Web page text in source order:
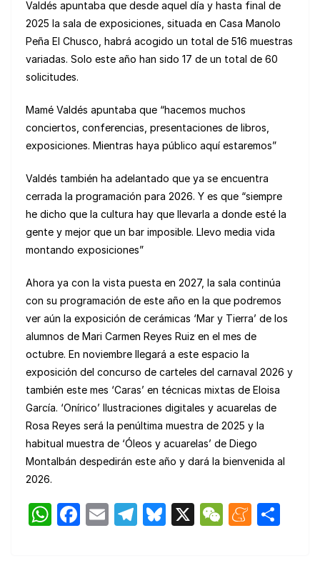
Valdés apuntaba que desde aquel día y hasta final de
2025 la sala de exposiciones, situada en Casa Manolo
Peña El Chusco, habrá acogido un total de 516 muestras
variadas. Solo este año han sido 17 de un total de 60
solicitudes.
Mamé Valdés apuntaba que “hacemos muchos
conciertos, conferencias, presentaciones de libros,
exposiciones. Mientras haya público aquí estaremos”
Valdés también ha adelantado que ya se encuentra
cerrada la programación para 2026. Y es que “siempre
he dicho que la cultura hay que llevarla a donde esté la
gente y mejor que un bar imposible. Llevo media vida
montando exposiciones”
Ahora ya con la vista puesta en 2027, la sala continúa
con su programación de este año en la que podremos
ver aún la exposición de cerámicas ‘Mar y Tierra’ de los
alumnos de Mari Carmen Reyes Ruiz en el mes de
octubre. En noviembre llegará a este espacio la
exposición del concurso de carteles del carnaval 2026 y
también este mes ‘Caras’ en técnicas mixtas de Eloisa
García. ‘Onírico’ Ilustraciones digitales y acuarelas de
Rosa Reyes será la penúltima muestra de 2025 y la
habitual muestra de ‘Óleos y acuarelas’ de Diego
Montalbán despedirán este año y dará la bienvenida al
2026.
W F
E
T
Bl X
W M